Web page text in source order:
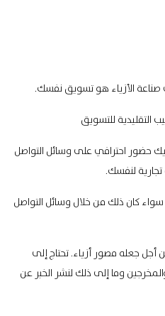
الأزياء هو تسويق نفسك.
التقليدية للتسويق
حضور احترافي على وسائل التواصل
تجارية لنفسك.
كان ذلك من خلال وسائل التواصل
جعله مصور أزياء. تحتاج إلى
وما إلى ذلك لنشر الخبر عن